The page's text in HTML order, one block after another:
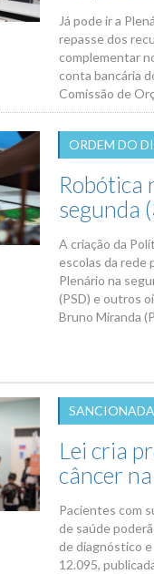
Já pode ir a
repasse dos
complementar
conta bancária
Comissão de
ORDEM DO
Robótica
segunda
A criação da
escolas da rede
Plenário na
(PSD) e outros
Bruno Miranda
SANCIONADA
Lei cria
câncer
Pacientes com
de saúde
de diagnóstico
12.095,